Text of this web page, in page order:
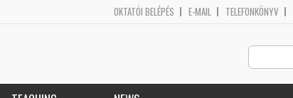
OKTATÓI BELÉPÉS E-MAIL TELEFONKÖNYV